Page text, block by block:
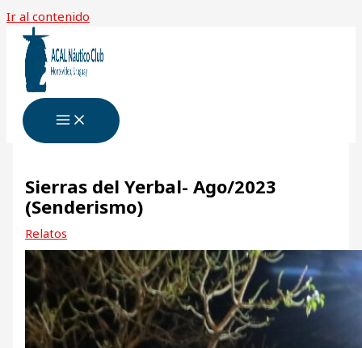
Ir al contenido
Sierras del Yerbal- Ago/2023
(Senderismo)
Relatos